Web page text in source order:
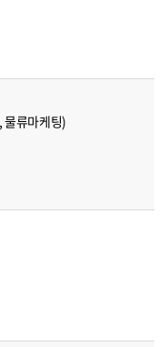
물류마케팅)